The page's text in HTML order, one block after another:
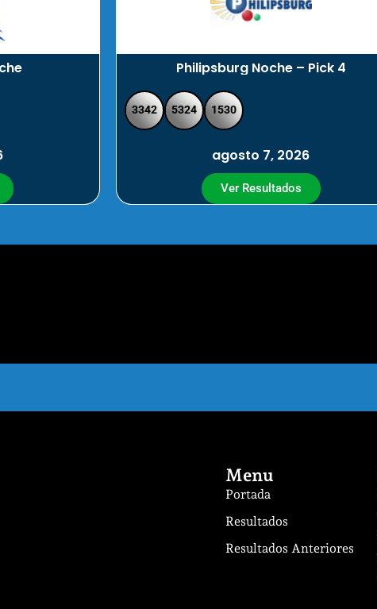
Philipsburg Noche – Pick 4
3342 5324 1530
agosto 7, 2026
Ver Resultados
Menu
Portada
Resultados
Resultados Anteriores